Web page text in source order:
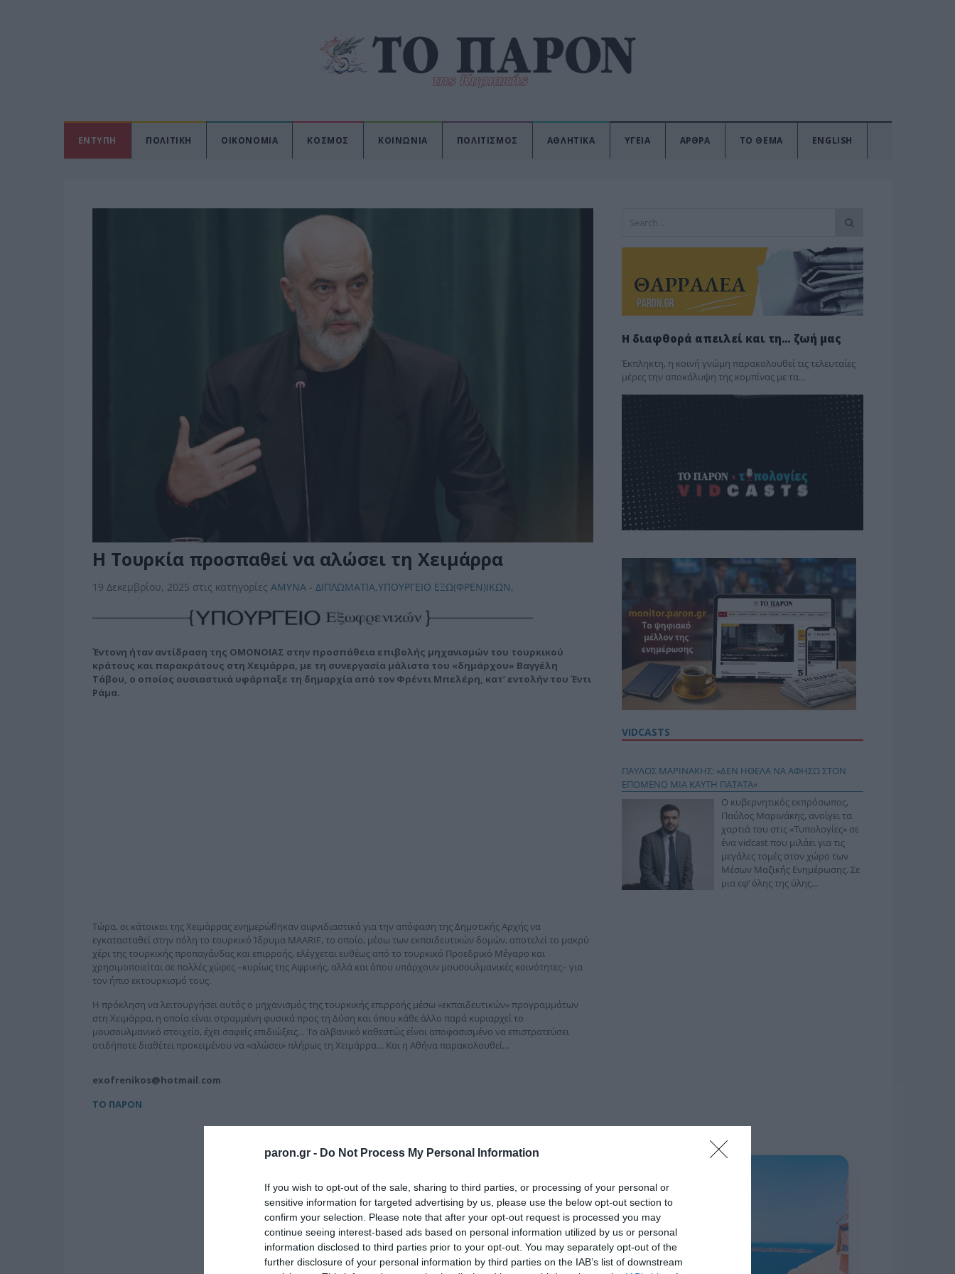
paron.gr - Do Not Process My Personal Information
If you wish to opt-out of the sale, sharing to third parties, or processing of your personal or
sensitive information for targeted advertising by us, please use the below opt-out section to
confirm your selection. Please note that after your opt-out request is processed you may
continue seeing interest-based ads based on personal information utilized by us or personal
information disclosed to third parties prior to your opt-out. You may separately opt-out of the
further disclosure of your personal information by third parties on the IAB’s list of downstream
ΕΝΤΥΠΗ ΠΟΛΙΤΙΚΗ ΟΙΚΟΝΟΜΙΑ ΚΟΣΜΟΣ ΚΟΙΝΩΝΙΑ ΠΟΛΙΤΙΣΜΟΣ ΑΘΛΗΤΙΚΑ ΥΓΕΙΑ ΑΡΘΡΑ ΤΟ ΘΕΜΑ ENGLISH
Η Τουρκία προσπαθεί να αλώσει τη Χειμάρρα
19 Δεκεμβρίου, 2025 στις κατηγορίες ΑΜΥΝΑ - ΔΙΠΛΩΜΑΤΙΑ,ΥΠΟΥΡΓΕΙΟ ΕΞΩ(ΦΡΕΝ)ΙΚΩΝ,
Έντονη ήταν αντίδραση της ΟΜΟΝΟΙΑΣ στην προσπάθεια επιβολής μηχανισμών του τουρκικού
κράτους και παρακράτους στη Χειμάρρα, με τη συνεργασία μάλιστα του «δημάρχου» Βαγγέλη
Τάβου, ο οποίος ουσιαστικά υφάρπαξε τη δημαρχία από τον Φρέντι Μπελέρη, κατ’ εντολήν του Έντι
Ράμα.
Τώρα, οι κάτοικοι της Χειμάρρας ενημερώθηκαν αιφνιδιαστικά για την απόφαση της Δημοτικής Αρχής να
εγκατασταθεί στην πόλη το τουρκικό Ίδρυμα MAARIF, το οποίο, μέσω των εκπαιδευτικών δομών, αποτελεί το μακρύ
χέρι της τουρκικής προπαγάνδας και επιρροής, ελέγχεται ευθέως από το τουρκικό Προεδρικό Μέγαρο και
χρησιμοποιείται σε πολλές χώρες –κυρίως της Αφρικής, αλλά και όπου υπάρχουν μουσουλμανικές κοινότητες– για
τον ήπιο εκτουρκισμό τους.
Η πρόκληση να λειτουργήσει αυτός ο μηχανισμός της τουρκικής επιρροής μέσω «εκπαιδευτικών» προγραμμάτων
στη Χειμάρρα, η οποία είναι στραμμένη φυσικά προς τη Δύση και όπου κάθε άλλο παρά κυριαρχεί το
μουσουλμανικό στοιχείο, έχει σαφείς επιδιώξεις… Το αλβανικό καθεστώς είναι αποφασισμένο να επιστρατεύσει
οτιδήποτε διαθέτει προκειμένου να «αλώσει» πλήρως τη Χειμάρρα… Και η Αθήνα παρακολουθεί…
exofrenikos@hotmail.com
ΤΟ ΠΑΡΟΝ
Η διαφθορά απειλεί και τη… ζωή μας
Έκπληκτη, η κοινή γνώμη παρακολουθεί τις τελευταίες
μέρες την αποκάλυψη της κο­μπίνας με τα…
VIDCASTS
ΠΑΥΛΟΣ ΜΑΡΙΝΑΚΗΣ: «ΔΕΝ ΗΘΕΛΑ ΝΑ ΑΦΗΣΩ ΣΤΟΝ
ΕΠΟΜΕΝΟ ΜΙΑ ΚΑΥΤΗ ΠΑΤΑΤΑ»
Ο κυβερνητικός εκπρόσωπος,
Παύλος Μαρινάκης, ανοίγει τα
χαρτιά του στις «Τυπολογίες» σε
ένα vidcast που μιλάει για τις
μεγάλες τομές στον χώρο των
Μέσων Μαζικής Ενημέρωσης. Σε
μια εφ’ όλης της ύλης